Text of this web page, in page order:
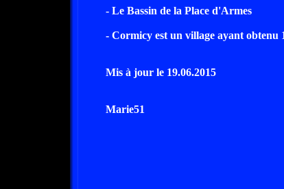
- Le Bassin de la Place d'Armes
- Cormicy est un village ayant obtenu
Mis à jour le 19.06.2015
Marie51